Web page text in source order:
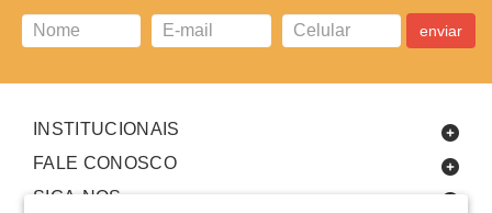
enviar
INSTITUCIONAIS
FALE CONOSCO
SIGA-NOS